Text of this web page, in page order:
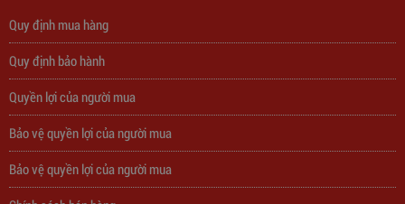
310,000đ
Quy định mua hàng
Quy định bảo hành
Quyền lợi của người mua
Bảo vệ quyền lợi của người mua
Bảo vệ quyền lợi của người mua